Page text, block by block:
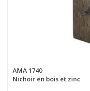
AMA 1740
Nichoir en bois et zinc